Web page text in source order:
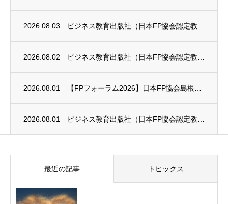
2026.08.03 ビジネス教育出版社（日本FP協会認定教育機関）継続セミナー終了のお知らせ
2026.08.02 ビジネス教育出版社（日本FP協会認定教育機関）継続セミナー終了のお知らせ
2026.08.01 【FPフォーラム2026】日本FP協会島根支部のお知らせ
2026.08.01 ビジネス教育出版社（日本FP協会認定教育機関）継続セミナー終了のお知らせ
最近の記事 トピックス